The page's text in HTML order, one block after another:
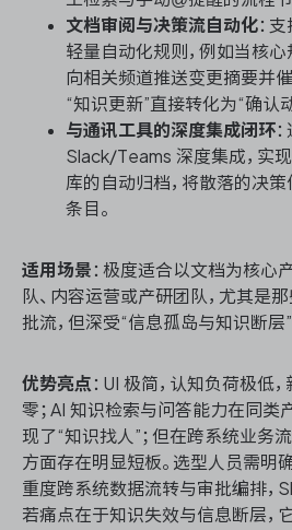
文档审阅与决策流自动化：
轻量自动化规则，例如当核
向相关频道推送变更摘要并
“知识更新”直接转化为“确认动
与通讯工具的深度集成闭环
Slack/Teams 深度集成，实
库的自动归档，将散落的决
条目。
适用场景 ：极度适合以文档为核心
队、内容运营或产研团队，尤其是
批流，但深受“信息孤岛与知识断层
优势亮点 ：UI 极简，认知负荷极低
零；AI 知识检索与问答能力在同类
现了“知识找人”；但在跨系统业务
方面存在明显短板。选型人员需明
重度跨系统数据流转与审批编排，
若痛点在于知识失效与信息断层，